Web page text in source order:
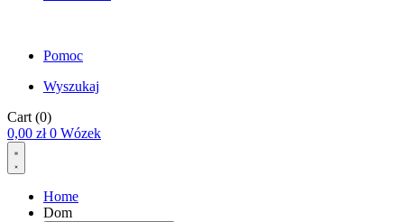
Pomoc
Wyszukaj
Cart (0)
0,00 zł 0 Wózek
Home
Dom